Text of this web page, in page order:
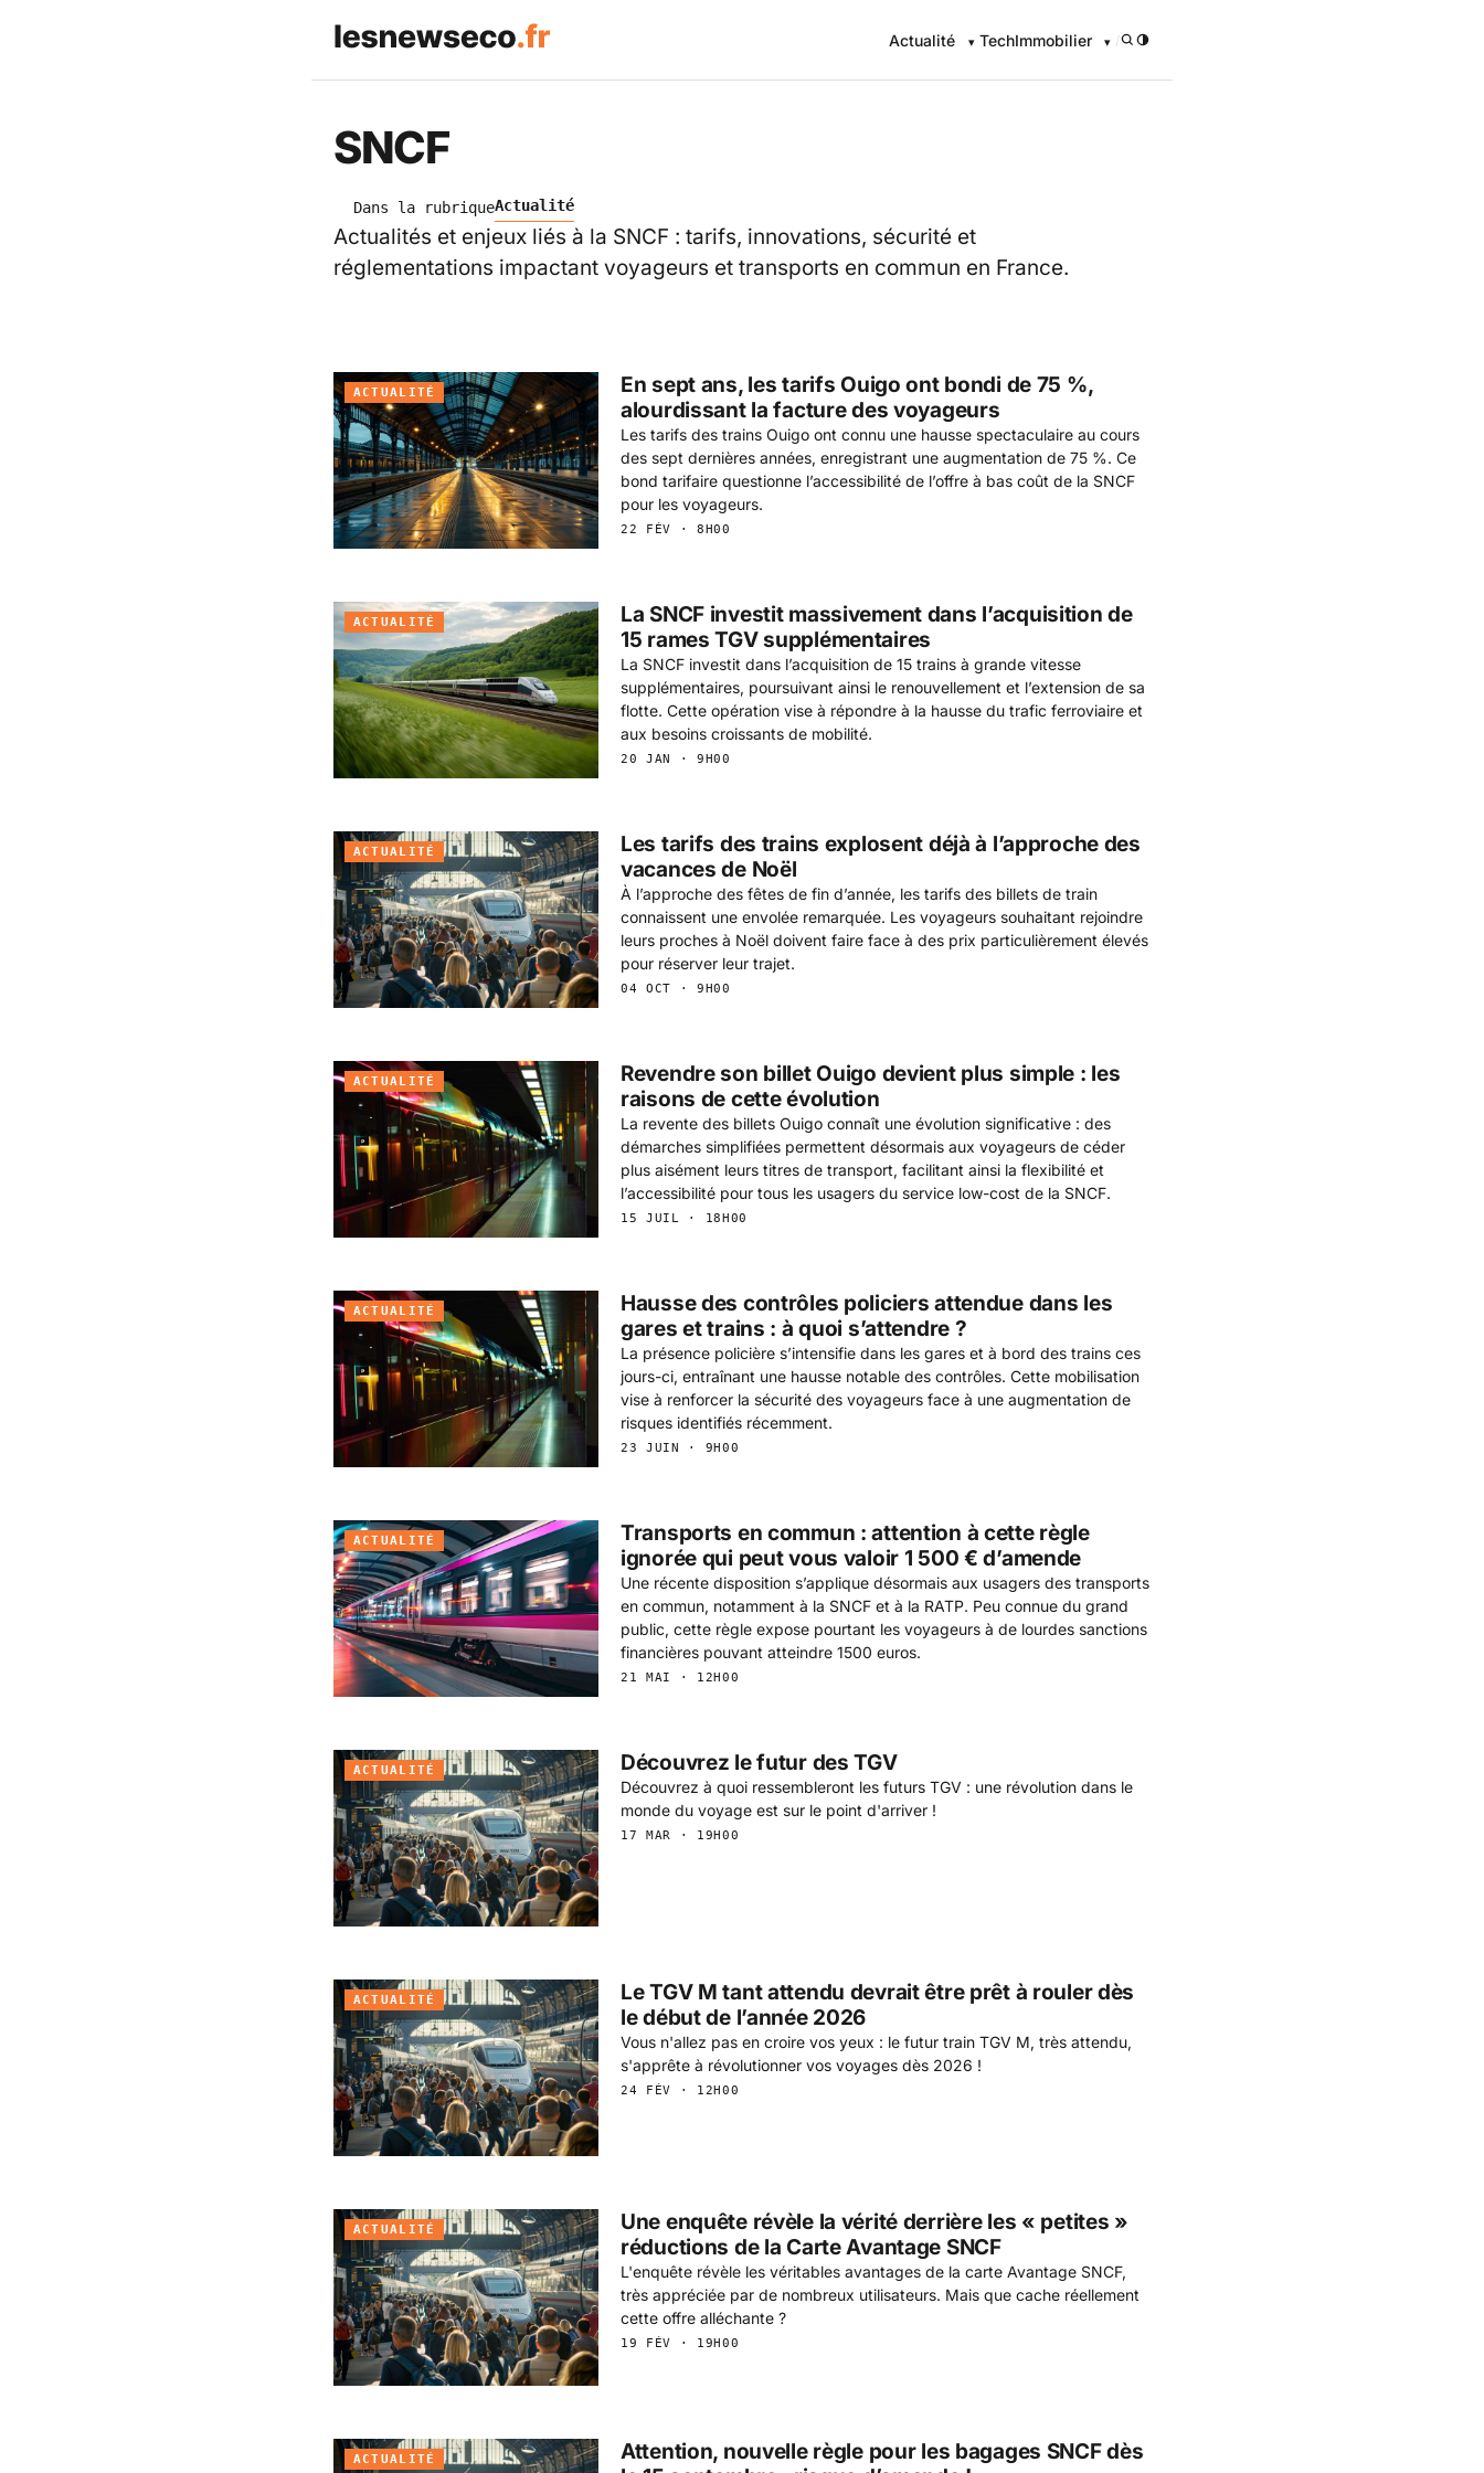
Actualité TechImmobilier /
SNCF
Dans la rubriqueActualité
Actualités et enjeux liés à la SNCF : tarifs, innovations, sécurité et
réglementations impactant voyageurs et transports en commun en France.
ACTUALITÉ
En sept ans, les tarifs Ouigo ont bondi de 75 %,
alourdissant la facture des voyageurs
Les tarifs des trains Ouigo ont connu une hausse spectaculaire au cours
des sept dernières années, enregistrant une augmentation de 75 %. Ce
bond tarifaire questionne l’accessibilité de l’offre à bas coût de la SNCF
pour les voyageurs.
22 FÉV · 8H00
ACTUALITÉ
La SNCF investit massivement dans l’acquisition de
15 rames TGV supplémentaires
La SNCF investit dans l’acquisition de 15 trains à grande vitesse
supplémentaires, poursuivant ainsi le renouvellement et l’extension de sa
flotte. Cette opération vise à répondre à la hausse du trafic ferroviaire et
aux besoins croissants de mobilité.
20 JAN · 9H00
ACTUALITÉ
Les tarifs des trains explosent déjà à l’approche des
vacances de Noël
À l’approche des fêtes de fin d’année, les tarifs des billets de train
connaissent une envolée remarquée. Les voyageurs souhaitant rejoindre
leurs proches à Noël doivent faire face à des prix particulièrement élevés
pour réserver leur trajet.
04 OCT · 9H00
ACTUALITÉ
Revendre son billet Ouigo devient plus simple : les
raisons de cette évolution
La revente des billets Ouigo connaît une évolution significative : des
démarches simplifiées permettent désormais aux voyageurs de céder
plus aisément leurs titres de transport, facilitant ainsi la flexibilité et
l’accessibilité pour tous les usagers du service low-cost de la SNCF.
15 JUIL · 18H00
ACTUALITÉ
Hausse des contrôles policiers attendue dans les
gares et trains : à quoi s’attendre ?
La présence policière s’intensifie dans les gares et à bord des trains ces
jours-ci, entraînant une hausse notable des contrôles. Cette mobilisation
vise à renforcer la sécurité des voyageurs face à une augmentation de
risques identifiés récemment.
23 JUIN · 9H00
ACTUALITÉ
Transports en commun : attention à cette règle
ignorée qui peut vous valoir 1 500 € d’amende
Une récente disposition s’applique désormais aux usagers des transports
en commun, notamment à la SNCF et à la RATP. Peu connue du grand
public, cette règle expose pourtant les voyageurs à de lourdes sanctions
financières pouvant atteindre 1500 euros.
21 MAI · 12H00
ACTUALITÉ Découvrez le futur des TGV
Découvrez à quoi ressembleront les futurs TGV : une révolution dans le
monde du voyage est sur le point d'arriver !
17 MAR · 19H00
ACTUALITÉ
Le TGV M tant attendu devrait être prêt à rouler dès
le début de l’année 2026
Vous n'allez pas en croire vos yeux : le futur train TGV M, très attendu,
s'apprête à révolutionner vos voyages dès 2026 !
24 FÉV · 12H00
ACTUALITÉ
Une enquête révèle la vérité derrière les « petites »
réductions de la Carte Avantage SNCF
L'enquête révèle les véritables avantages de la carte Avantage SNCF,
très appréciée par de nombreux utilisateurs. Mais que cache réellement
cette offre alléchante ?
19 FÉV · 19H00
ACTUALITÉ
Attention, nouvelle règle pour les bagages SNCF dès